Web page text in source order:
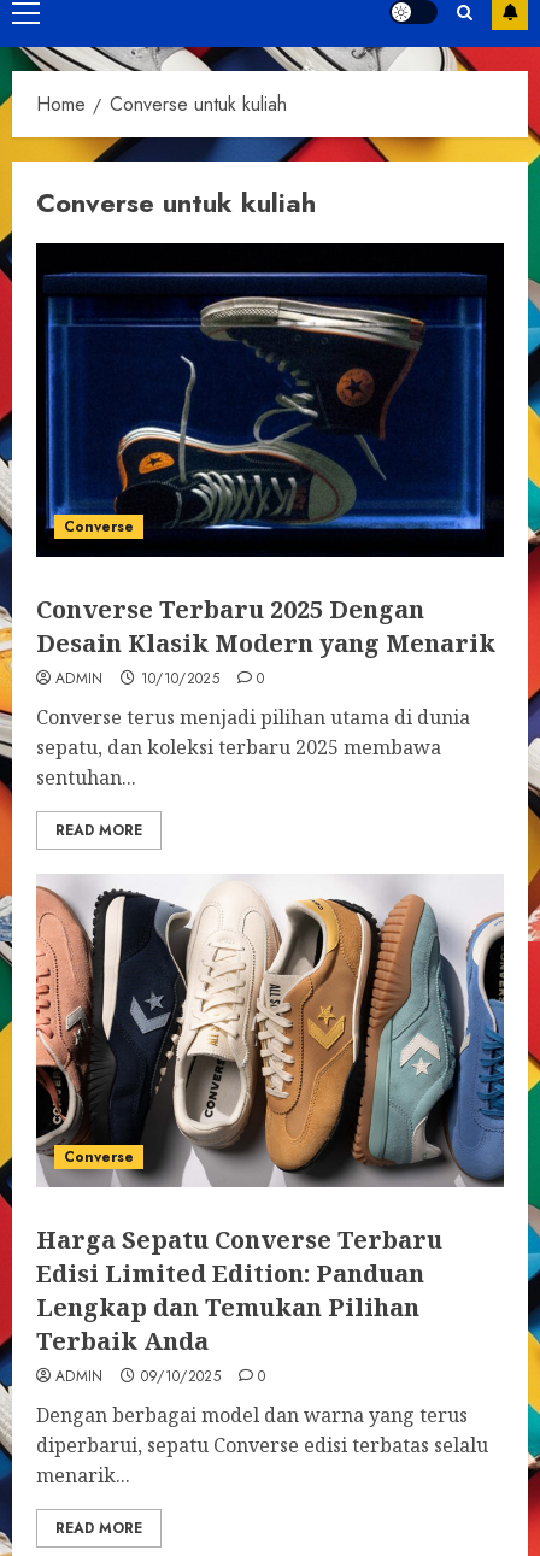
Primary
Menu
Home Converse untuk kuliah
Converse untuk kuliah
Converse
Converse Terbaru 2025 Dengan
Desain Klasik Modern yang Menarik
ADMIN 10/10/2025 0
Converse terus menjadi pilihan utama di dunia
sepatu, dan koleksi terbaru 2025 membawa
sentuhan...
READ MORE
Converse
Harga Sepatu Converse Terbaru
Edisi Limited Edition: Panduan
Lengkap dan Temukan Pilihan
Terbaik Anda
ADMIN 09/10/2025 0
Dengan berbagai model dan warna yang terus
diperbarui, sepatu Converse edisi terbatas selalu
menarik...
READ MORE